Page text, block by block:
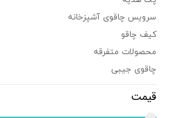
سرویس چاقوی آشپزخانه
کیف چاقو
محصولات متفرقه
چاقوی جیبی
قیمت